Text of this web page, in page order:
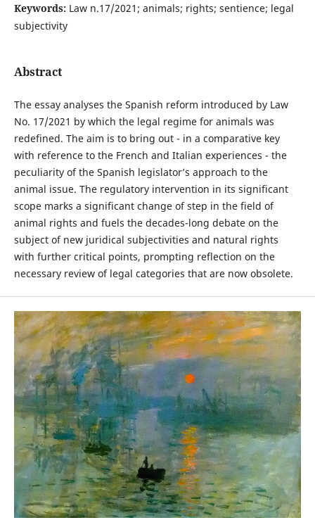
Keywords: Law n.17/2021; animals; rights; sentience; legal
subjectivity
Abstract
The essay analyses the Spanish reform introduced by Law
No. 17/2021 by which the legal regime for animals was
redefined. The aim is to bring out - in a comparative key
with reference to the French and Italian experiences - the
peculiarity of the Spanish legislator’s approach to the
animal issue. The regulatory intervention in its significant
scope marks a significant change of step in the field of
animal rights and fuels the decades-long debate on the
subject of new juridical subjectivities and natural rights
with further critical points, prompting reflection on the
necessary review of legal categories that are now obsolete.